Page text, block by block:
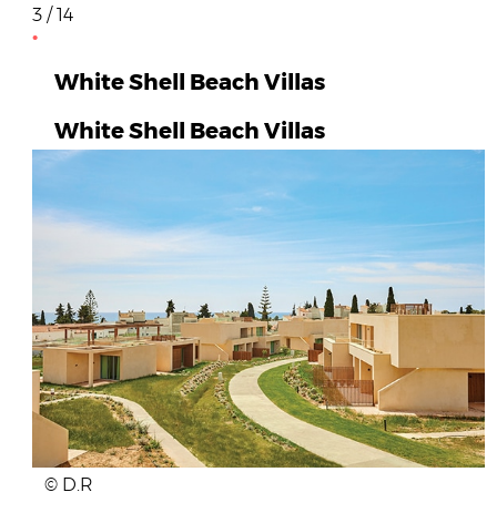
3 / 14
White Shell Beach Villas
White Shell Beach Villas
© D.R